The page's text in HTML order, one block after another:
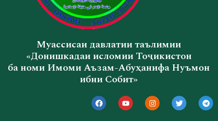
Муассисаи давлатии таълимии
«Донишкадаи исломии Тоҷикистон
ба номи Имоми Аъзам-Абуҳанифа Нуъмон
ибни Собит»